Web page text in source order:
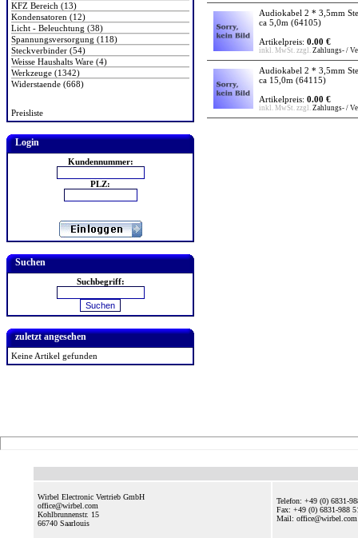
KFZ Bereich (13)
Kondensatoren (12)
Licht - Beleuchtung (38)
Spannungsversorgung (118)
Steckverbinder (54)
Weisse Haushalts Ware (4)
Werkzeuge (1342)
Widerstaende (668)
Preisliste
Login
Kundennummer:
PLZ:
Suchen
Suchbegriff:
zuletzt angesehen
Keine Artikel gefunden
Audiokabel 2 * 3,5mm
ca 5,0m (64105)
Artikelpreis: 0.00 €
inkl. MwSt. zzgl. Zahlungs- /
Audiokabel 2 * 3,5mm
ca 15,0m (64115)
Artikelpreis: 0.00 €
inkl. MwSt. zzgl. Zahlungs- /
Wirbel Electronic Vertrieb GmbH
office@wirbel.com
Kohlbrunnenstr. 15
66740 Saarlouis
Telefon: +49 (0) 6831-
Fax: +49 (0) 6831-988
Mail: